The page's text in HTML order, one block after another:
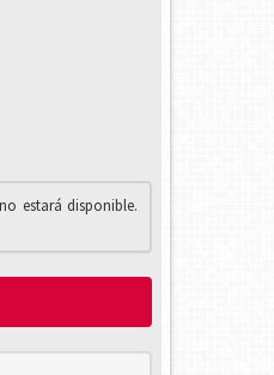
estará disponible.